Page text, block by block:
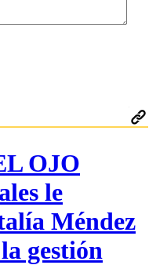
OJO
le
Méndez
gestión